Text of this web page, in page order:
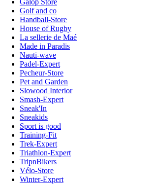
Golf and co
Handball-Store
House of Rugby
La sellerie de Maé
Made in Paradis
Nauti-wave
Padel-Expert
Pecheur-Store
Pet and Garden
Slowood Interior
Smash-Expert
Sneak'In
Sneakids
Sport is good
Training-Fit
Trek-Expert
Triathlon-Expert
TripnBikers
Vélo-Store
Winter-Expert